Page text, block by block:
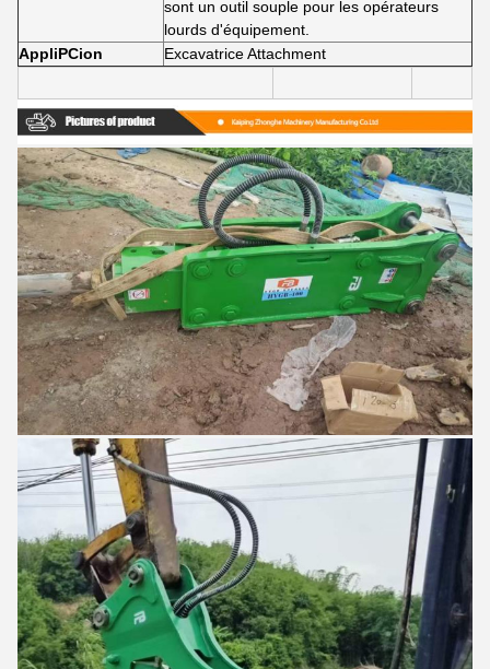
sont un outil souple pour les opérateurs
lourds d'équipement.
AppliPCion
Excavatrice Attachment